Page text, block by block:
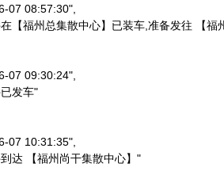
06-07 08:57:30",
快件在【福州总集散中心】已装车,准备发往 【
06-07 09:30:24",
已发车"
06-07 10:31:35",
件到达 【福州尚干集散中心】"